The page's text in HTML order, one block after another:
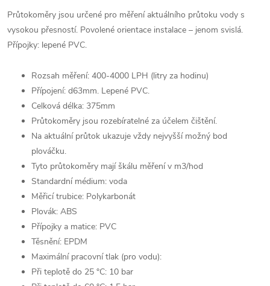
Průtokoměry jsou určené pro měření aktuálního průtoku vody s
vysokou přesností. Povolené orientace instalace – jenom svislá.
Přípojky: lepené PVC.
Rozsah měření: 400-4000 LPH (litry za hodinu)
Přípojení: d63mm. Lepené PVC.
Celková délka: 375mm
Průtokoměry jsou rozebíratelné za účelem čištění.
Na aktuální průtok ukazuje vždy nejvyšší možný bod
plováčku.
Tyto průtokoměry mají škálu měření v m3/hod
Standardní médium: voda
Měřicí trubice: Polykarbonát
Plovák: ABS
Přípojky a matice: PVC
Těsnění: EPDM
Maximální pracovní tlak (pro vodu):
Při teplotě do 25 °C: 10 bar